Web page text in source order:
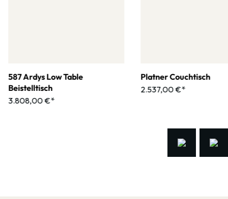
587 Ardys Low Table
Beistelltisch
3.808,00 €*
Platner Couchtisch
2.537,00 €*